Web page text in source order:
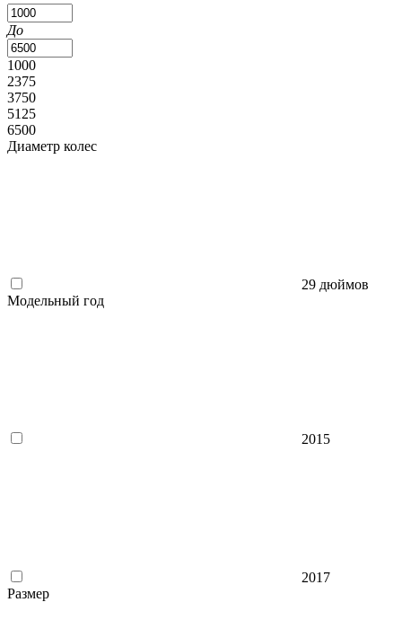
До
1000
2375
3750
5125
6500
Диаметр колес
29 дюймов
Модельный год
2015
2017
Размер